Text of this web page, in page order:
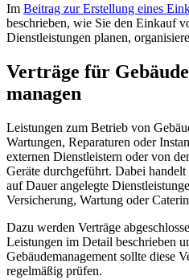
Im Beitrag zur Erstellung eines
beschrieben, wie Sie den Einkauf
Dienstleistungen planen,
Verträge für
managen
Leistungen zum Betrieb von
Wartungen, Reparaturen oder
externen Dienstleistern oder von
Geräte durchgeführt. Dabei
auf Dauer angelegte
Versicherung, Wartung oder
Dazu werden Verträge
Leistungen im Detail beschrieben
Gebäudemanagement sollte diese
regelmäßig prüfen.